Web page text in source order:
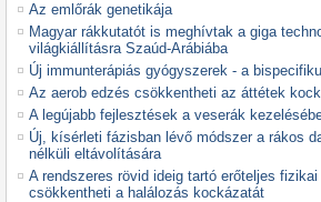
Az emlőrák genetikája
Magyar rákkutatót is meghívtak a giga
világkiállításra Szaúd-Arábiába
Új immunterápiás gyógyszerek - a
Az aerob edzés csökkentheti az áttétek
A legújabb fejlesztések a veserák
Új, kísérleti fázisban lévő módszer a rákos
nélküli eltávolítására
A rendszeres rövid ideig tartó erőteljes
csökkentheti a halálozás kockázatát